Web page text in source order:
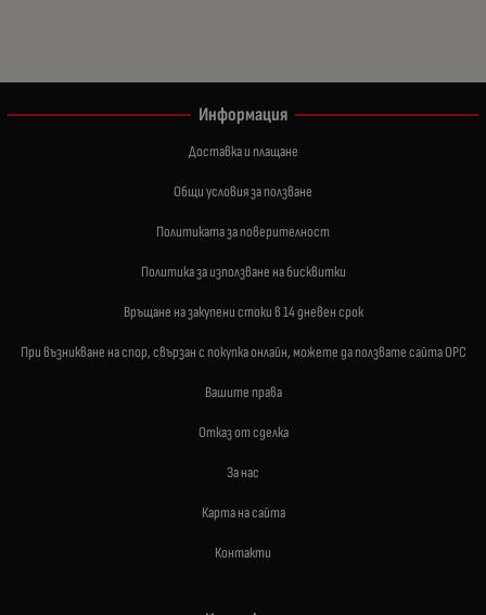
Информация
Доставка и плащане
Общи условия за ползване
Политиката за поверителност
Политика за използване на бисквитки
Връщане на закупени стоки в 14 дневен срок
При възникване на спор, свързан с покупка онлайн, можете да ползвате сайта ОРС
Вашите права
Отказ от сделка
За нас
Карта на сайта
Контакти